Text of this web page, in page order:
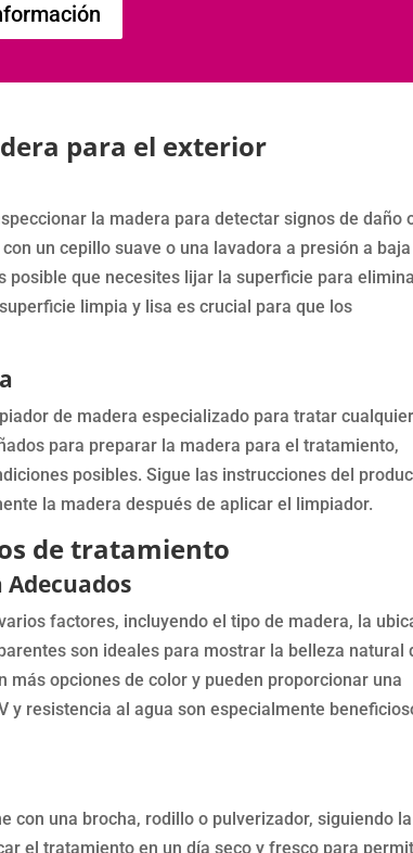
para el exterior
la madera para detectar signos de daño
un cepillo suave o una lavadora a presión a baja
posible que necesites lijar la superficie para
limpia y lisa es crucial para que los
de madera especializado para tratar cualquier
para preparar la madera para el tratamiento,
posibles. Sigue las instrucciones del
la madera después de aplicar el limpiador.
de tratamiento
factores, incluyendo el tipo de madera, la
son ideales para mostrar la belleza natural
opciones de color y pueden proporcionar una
y resistencia al agua son especialmente
una brocha, rodillo o pulverizador, siguiendo la
el tratamiento en un día seco y fresco para